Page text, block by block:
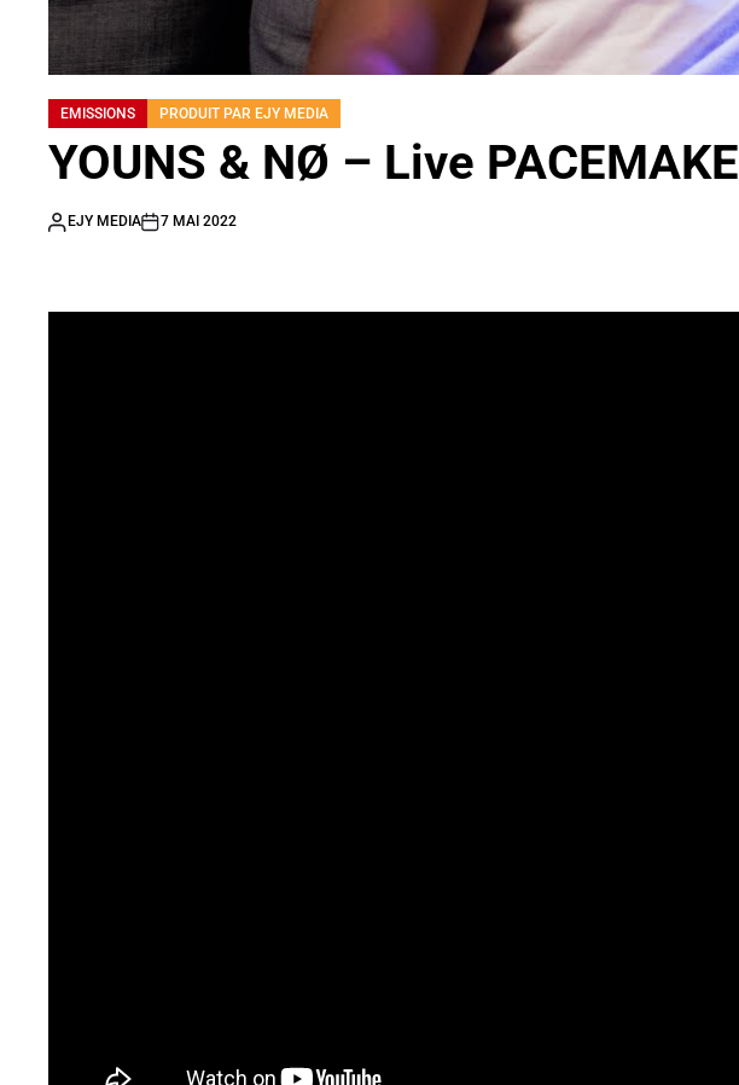
EMISSIONS PRODUIT PAR EJY MEDIA
YOUNS & NØ – Live
EJY MEDIA 7 MAI 2022